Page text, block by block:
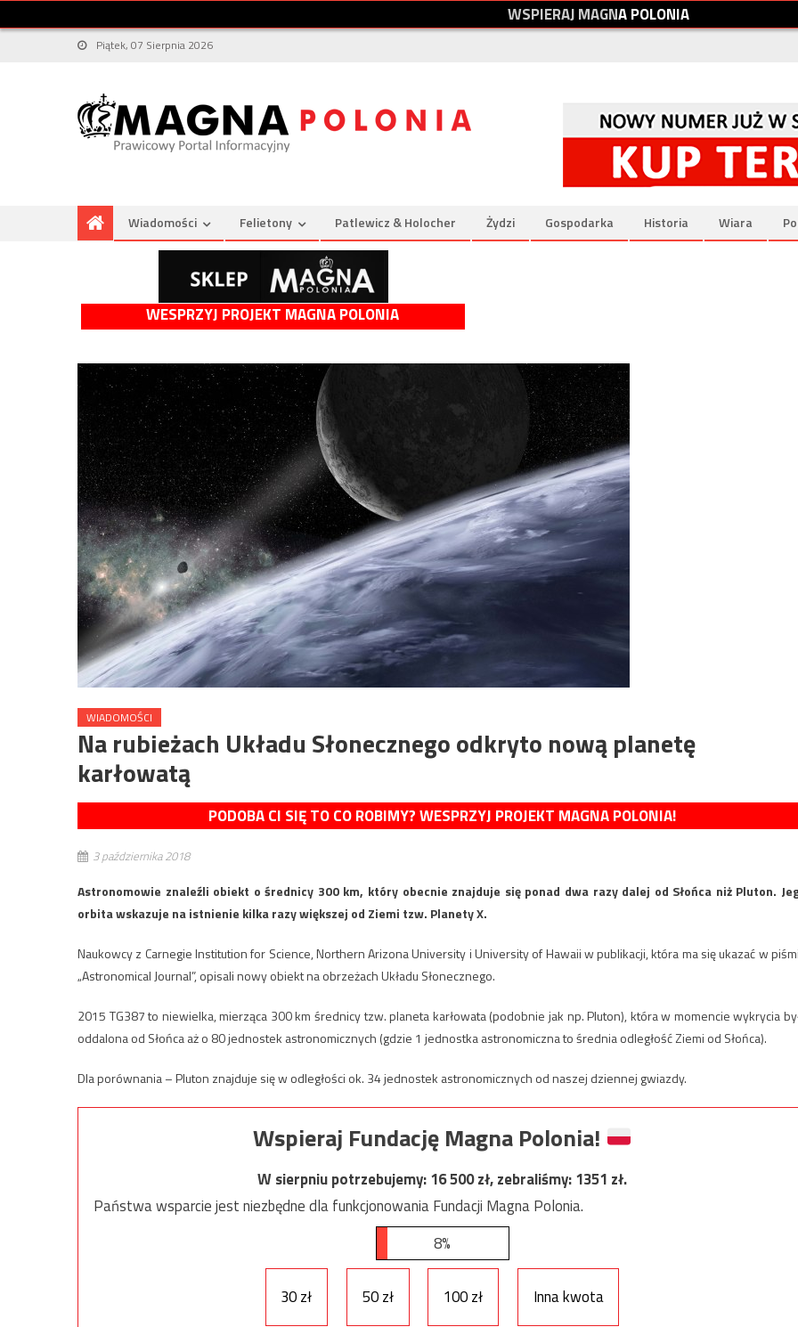
WSPIERAJMAGNAPOLONIA
Piątek, 07 Sierpnia 2026
Wiadomości Felietony Patlewicz & Holocher Żydzi Gospodarka Historia Wiara
WESPRZYJ PROJEKT MAGNA POLONIA
WIADOMOŚCI
Na rubieżach Układu Słonecznego odkryto nową planetę
karłowatą
PODOBA CI SIĘ TO CO ROBIMY? WESPRZYJ PROJEKT MAGNA POLONIA!
3 października 2018
Astronomowie znaleźli obiekt o średnicy 300 km, który obecnie znajduje się ponad dwa razy dalej od Słońca niż Pluton.
orbita wskazuje na istnienie kilka razy większej od Ziemi tzw. Planety X.
Naukowcy z Carnegie Institution for Science, Northern Arizona University i University of Hawaii w publikacji, która ma się ukazać w
„Astronomical Journal”, opisali nowy obiekt na obrzeżach Układu Słonecznego.
2015 TG387 to niewielka, mierząca 300 km średnicy tzw. planeta karłowata (podobnie jak np. Pluton), która w momencie wykrycia
oddalona od Słońca aż o 80 jednostek astronomicznych (gdzie 1 jednostka astronomiczna to średnia odległość Ziemi od Słońca).
Dla porównania – Pluton znajduje się w odległości ok. 34 jednostek astronomicznych od naszej dziennej gwiazdy.
Wspieraj Fundację Magna Polonia!
W sierpniu potrzebujemy:16 500zł, zebraliśmy:1351 zł.
Państwa wsparcie jest niezbędne dla funkcjonowania Fundacji Magna Polonia.
8%
30 zł 50 zł 100 zł
Inna kwota